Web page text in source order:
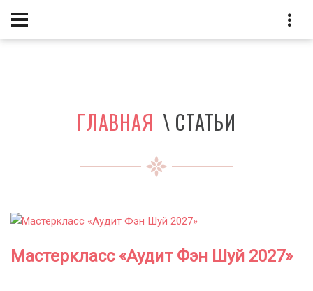
ГЛАВНАЯ \ СТАТЬИ
Мастеркласс «Аудит Фэн Шуй 2027»